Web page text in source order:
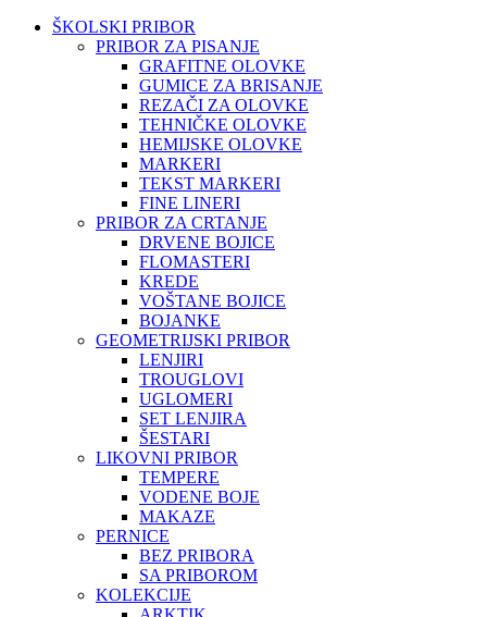
ŠKOLSKI PRIBOR
PRIBOR ZA PISANJE
GRAFITNE OLOVKE
GUMICE ZA BRISANJE
REZAČI ZA OLOVKE
TEHNIČKE OLOVKE
HEMIJSKE OLOVKE
MARKERI
TEKST MARKERI
FINE LINERI
PRIBOR ZA CRTANJE
DRVENE BOJICE
FLOMASTERI
KREDE
VOŠTANE BOJICE
BOJANKE
GEOMETRIJSKI PRIBOR
LENJIRI
TROUGLOVI
UGLOMERI
SET LENJIRA
ŠESTARI
LIKOVNI PRIBOR
TEMPERE
VODENE BOJE
MAKAZE
PERNICE
BEZ PRIBORA
SA PRIBOROM
KOLEKCIJE